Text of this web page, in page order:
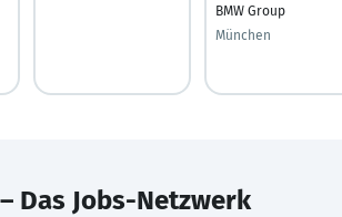
BMW Group
München
Das Jobs-Netzwerk